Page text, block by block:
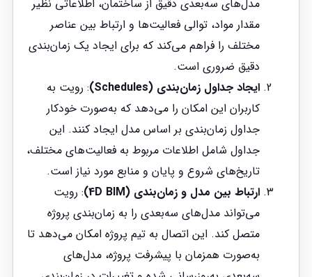
مدل‌های سه‌بعدی دقیق از ساختمان، اطلاعاتی نظیر
مقدار مواد، توالی فعالیت‌ها و ارتباط بین عناصر
مختلف را فراهم می‌کند که برای ایجاد یک زمان‌بندی
دقیق ضروری است.
ایجاد جداول زمان‌بندی (Schedules)
: رویت به
کاربران این امکان را می‌دهد که به‌صورت خودکار
جداول زمان‌بندی بر اساس مدل ایجاد کنند. این
جداول شامل اطلاعات مربوط به فعالیت‌های مختلف،
تاریخ‌های شروع و پایان و منابع مورد نیاز است.
ارتباط بین مدل و زمان‌بندی (4D BIM)
: رویت
می‌تواند مدل‌های سه‌بعدی را به زمان‌بندی پروژه
متصل کند. این اتصال به تیم پروژه امکان می‌دهد تا
به‌صورت همزمان با پیشرفت پروژه، مدل‌های